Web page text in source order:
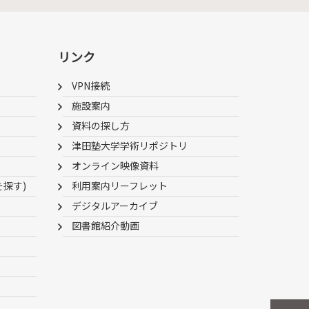
す)
リンク
VPN接続
施設案内
資料の探し方
津田塾大学学術リポジトリ
オンライン映像資料
利用案内リーフレット
デジタルアーカイブ
図書館紹介動画